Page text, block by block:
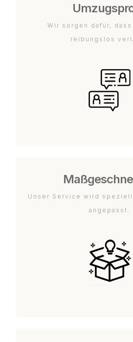
Wir sorgen dafür, dass
reibungslos
Unser Service wird
angepasst.